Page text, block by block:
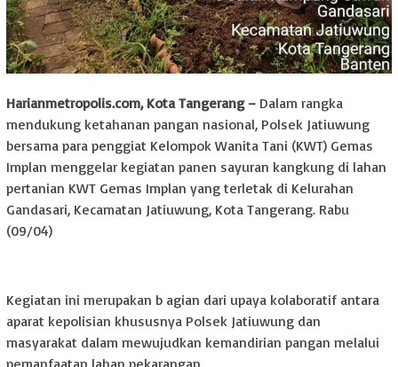
Harianmetropolis.com, Kota Tangerang – Dalam rangka
mendukung ketahanan pangan nasional, Polsek Jatiuwung
bersama para penggiat Kelompok Wanita Tani (KWT) Gemas
Implan menggelar kegiatan panen sayuran kangkung di lahan
pertanian KWT Gemas Implan yang terletak di Kelurahan
Gandasari, Kecamatan Jatiuwung, Kota Tangerang. Rabu
(09/04)
Kegiatan ini merupakan b agian dari upaya kolaboratif antara
aparat kepolisian khususnya Polsek Jatiuwung dan
masyarakat dalam mewujudkan kemandirian pangan melalui
pemanfaatan lahan pekarangan.